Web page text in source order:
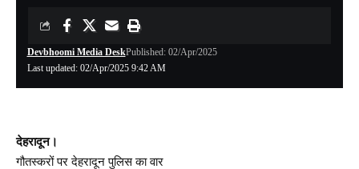
Last updated: 02/Apr/2025 9:42 AM
Devbhoomi Media DeskPublished: 02/Apr/2025
देहरादून।
गौतस्करों पर देहरादून पुलिस का वार